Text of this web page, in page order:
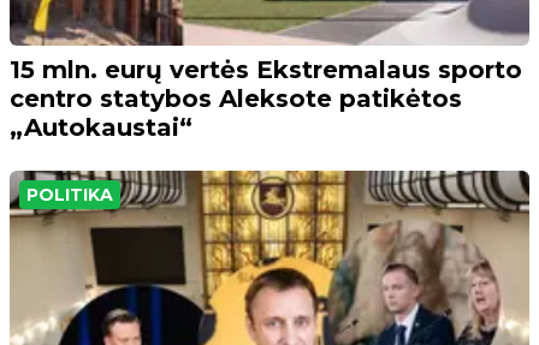
15 mln. eurų vertės Ekstremalaus sporto
centro statybos Aleksote patikėtos
„Autokaustai“
POLITIKA